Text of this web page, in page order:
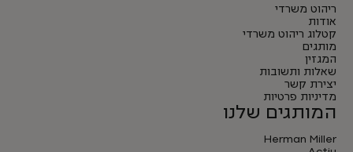
ריהוט משרדי
אודות
קטלוג ריהוט משרדי
מותגים
המגזין
שאלות ותשובות
יצירת קשר
מדיניות פרטיות
המותגים שלנו
Herman Miller